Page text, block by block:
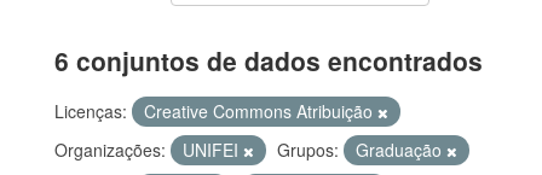
6 conjuntos de dados encontrados
Licenças:
Creative Commons Atribuição
Organizações:
UNIFEI Grupos:
Graduação